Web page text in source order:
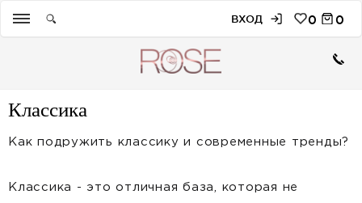
ВХОД 0 0
Классика
Как подружить классику и современные тренды?
Классика - это отличная база, которая не